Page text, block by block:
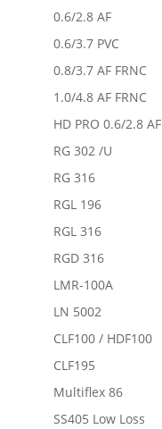
0.6/2.8 AF
0.6/3.7 PVC
0.8/3.7 AF FRNC
1.0/4.8 AF FRNC
HD PRO 0.6/2.8 AF
RG 302 /U
RG 316
RGL 196
RGL 316
RGD 316
LMR-100A
LN 5002
CLF100 / HDF100
CLF195
Multiflex 86
SS405 Low Loss